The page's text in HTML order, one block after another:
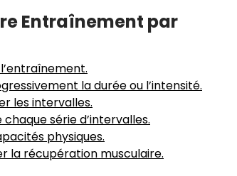
Entraînement par
la durée ou l’intensité.
les intervalles.
série d’intervalles.
physiques.
la récupération musculaire.